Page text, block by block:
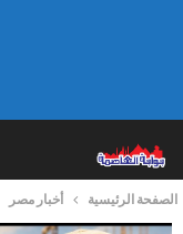
الصفحة الرئيسية أخبار مصر